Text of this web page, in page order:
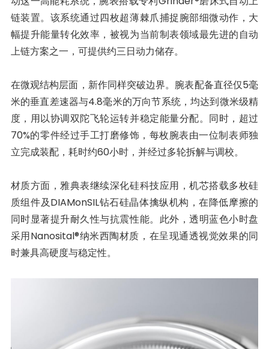
链装置。该系统通过四枚超薄棘爪捕捉腕部细微动作，大
幅提升能量转化效率，被视为当前制表领域最先进的自动
上链方案之一，可提供约三日动力储存。
在微观结构层面，新作同样突破边界。腕表配备直径仅5毫
米的垂直差速器与4.8毫米的万向节系统，均达到微米级精
度，用以协调双陀飞轮运转并稳定能量分配。同时，超过
70%的零件经过手工打磨修饰，每枚腕表由一位制表师独
立完成装配，耗时约60小时，并经过多轮拆解与调校。
材质方面，雅典表继续深化硅科技应用，机芯搭载多枚硅
质组件及DIAMonSIL钻石硅晶体擒纵机构，在降低摩擦的
同时显著提升耐久性与抗震性能。此外，透明蓝色小时盘
采用Nanosital®纳米西陶材质，在呈现通透视觉效果的同
时兼具高硬度与稳定性。